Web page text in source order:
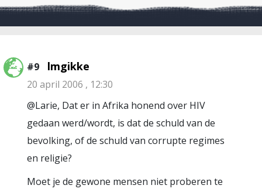
#9 lmgikke
20 april 2006 , 12:30
@Larie, Dat er in Afrika honend over HIV
gedaan werd/wordt, is dat de schuld van de
bevolking, of de schuld van corrupte regimes
en religie?
Moet je de gewone mensen niet proberen te